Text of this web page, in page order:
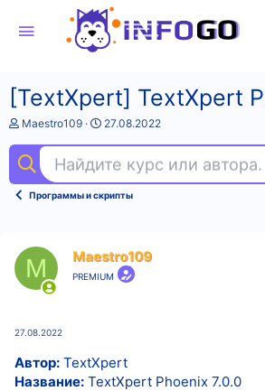
[TextXpert] TextXpert
А
т
о
т
Maestro109
Д
а
н
а
а
27.08.2022
Программы и скрипты
M Maestro109
PREMIUM
27.08.2022
Автор: TextXpert
Название: TextXpert Phoenix 7.0.0